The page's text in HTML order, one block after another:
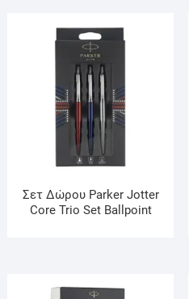
Σετ Δώρου Parker Jotter
Core Trio Set Ballpoint